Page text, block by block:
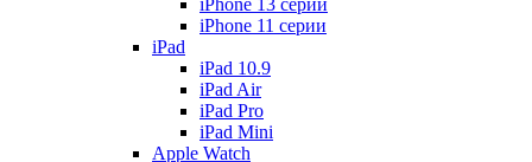
iPhone 13 серии
iPhone 11 серии
iPad
iPad 10.9
iPad Air
iPad Pro
iPad Mini
Apple Watch